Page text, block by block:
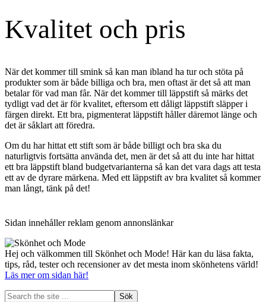
Kvalitet och pris
När det kommer till smink så kan man ibland ha tur och stöta på
produkter som är både billiga och bra, men oftast är det så att man
betalar för vad man får. När det kommer till läppstift så märks det
tydligt vad det är för kvalitet, eftersom ett dåligt läppstift släpper i
färgen direkt. Ett bra, pigmenterat läppstift håller däremot länge och
det är såklart att föredra.
Om du har hittat ett stift som är både billigt och bra ska du
naturligtvis fortsätta använda det, men är det så att du inte har hittat
ett bra läppstift bland budgetvarianterna så kan det vara dags att testa
ett av de dyrare märkena. Med ett läppstift av bra kvalitet så kommer
man långt, tänk på det!
Primärt
sidofält
Sidan innehåller reklam genom annonslänkar
Hej och välkommen till Skönhet och Mode! Här kan du läsa fakta,
tips, råd, tester och recensioner av det mesta inom skönhetens värld!
Läs mer om sidan här!
Search